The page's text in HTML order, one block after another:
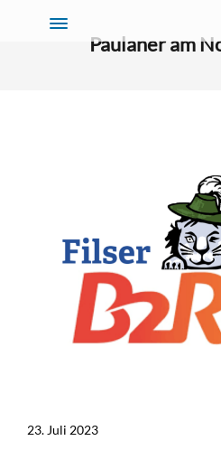
Paulaner am
23. Juli 2023